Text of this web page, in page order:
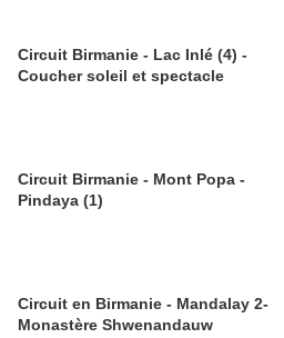
Circuit Birmanie - Lac Inlé (4) -
Coucher soleil et spectacle
Circuit Birmanie - Mont Popa -
Pindaya (1)
Circuit en Birmanie - Mandalay 2-
Monastère Shwenandauw